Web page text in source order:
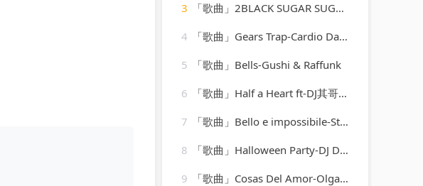
3
「歌曲」2BLACK SUGAR SUGAR PIE-BLACK SUGAR SUGAR PIE (RAGGA、Grady Martin
4
「歌曲」Gears Trap-Cardio Dance Crew
5
「歌曲」Bells-Gushi & Raffunk
6
「歌曲」Half a Heart ft-DJ其哥、徐老四、DJ小川、高士其
7
「歌曲」Bello e impossibile-Studio Sound Group
8
「歌曲」Halloween Party-DJ Dimixer、Syntheticsax
9
「歌曲」Cosas Del Amor-Olga Tañon、Milly Quezada